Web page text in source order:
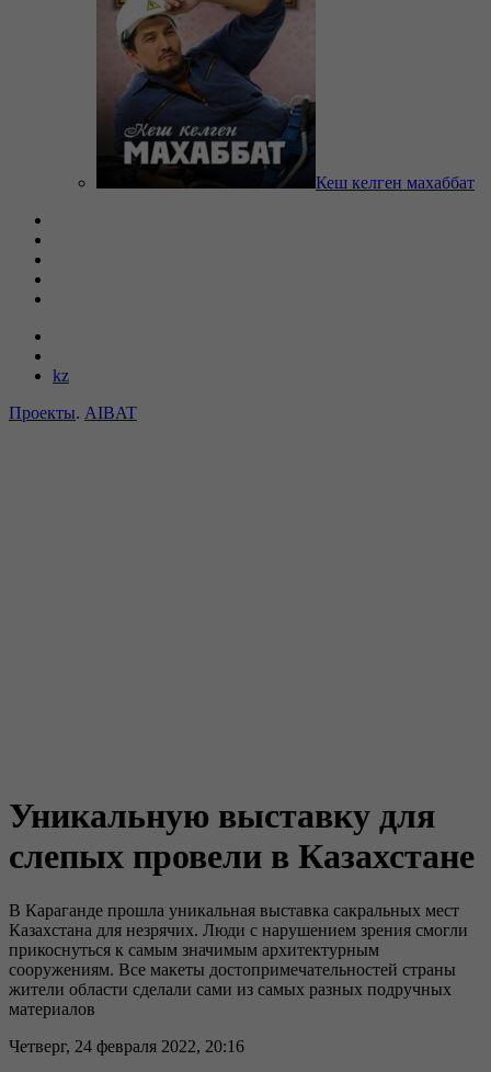
Кеш келген махаббат
kz
Проекты. AIBAT
Уникальную выставку для
слепых провели в Казахстане
В Караганде прошла уникальная выставка сакральных мест
Казахстана для незрячих. Люди с нарушением зрения смогли
прикоснуться к самым значимым архитектурным
сооружениям. Все макеты достопримечательностей страны
жители области сделали сами из самых разных подручных
материалов
Четверг, 24 февраля 2022, 20:16